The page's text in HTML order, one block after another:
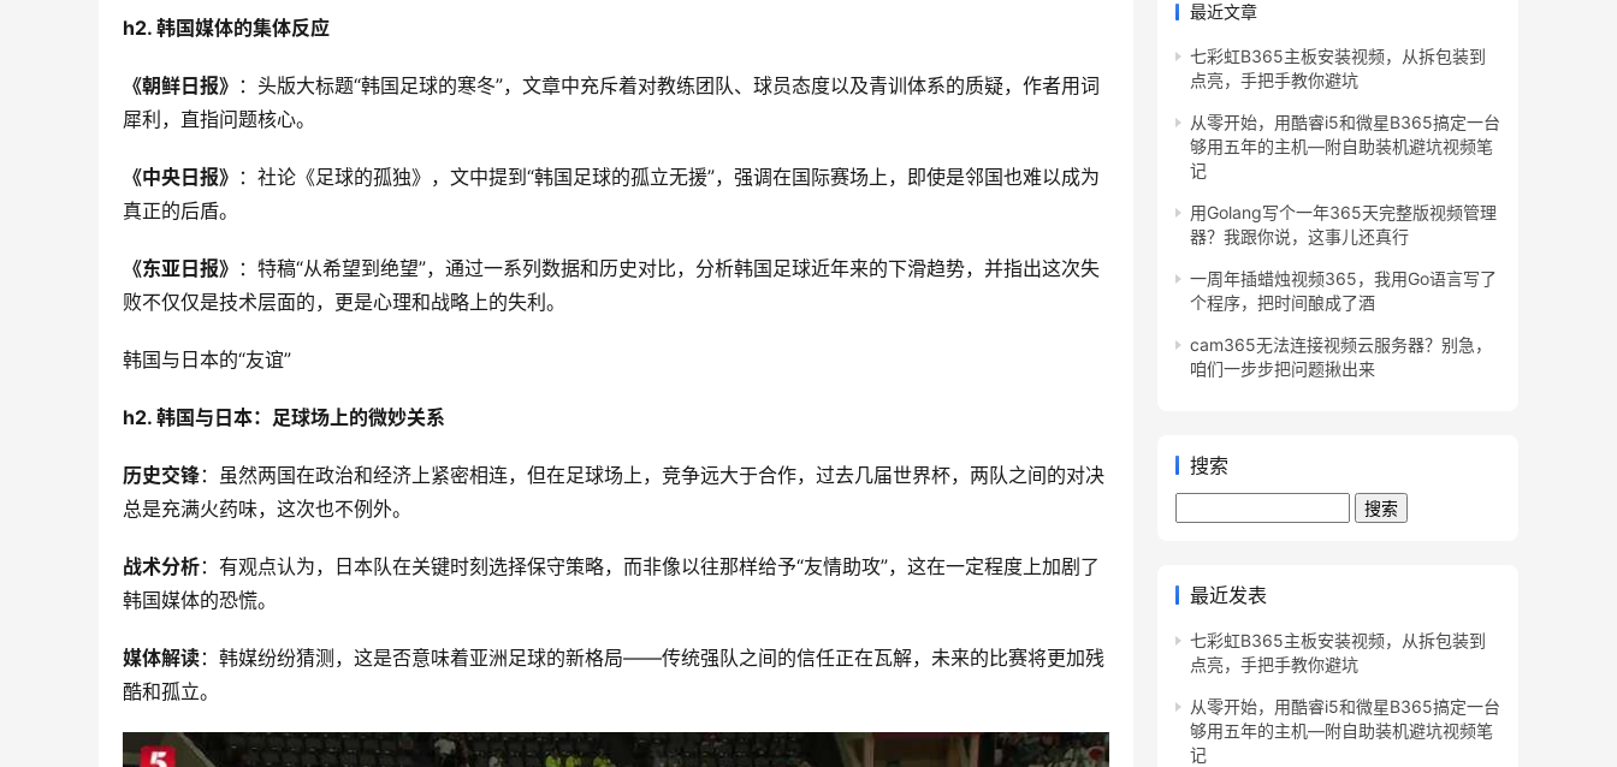
h2. 韩国媒体的集体反应
《朝鲜日报》 ：头版大标题“韩国足球的寒冬”，文章中充斥着对教练团队、球员态度以及青训体系的质疑，作者用词
犀利，直指问题核心。
《中央日报》 ：社论《足球的孤独》，文中提到“韩国足球的孤立无援”，强调在国际赛场上，即使是邻国也难以成为
真正的后盾。
《东亚日报》 ：特稿“从希望到绝望”，通过一系列数据和历史对比，分析韩国足球近年来的下滑趋势，并指出这次失
败不仅仅是技术层面的，更是心理和战略上的失利。
韩国与日本的“友谊”
h2. 韩国与日本：足球场上的微妙关系
历史交锋：虽然两国在政治和经济上紧密相连，但在足球场上，竞争远大于合作，过去几届世界杯，两队之间的对决
总是充满火药味，这次也不例外。
战术分析：有观点认为，日本队在关键时刻选择保守策略，而非像以往那样给予“友情助攻”，这在一定程度上加剧了
韩国媒体的恐慌。
媒体解读：韩媒纷纷猜测，这是否意味着亚洲足球的新格局——传统强队之间的信任正在瓦解，未来的比赛将更加残
酷和孤立。
最近文章
七彩虹B365主板安装视频，从拆包装到
点亮，手把手教你避坑
从零开始，用酷睿i5和微星B365搞定一台
够用五年的主机—附自助装机避坑视频笔
记
用Golang写个一年365天完整版视频管理
器？我跟你说，这事儿还真行
一周年插蜡烛视频365，我用Go语言写了
个程序，把时间酿成了酒
cam365无法连接视频云服务器？别急，
咱们一步步把问题揪出来
搜索
最近发表
七彩虹B365主板安装视频，从拆包装到
点亮，手把手教你避坑
从零开始，用酷睿i5和微星B365搞定一台
够用五年的主机—附自助装机避坑视频笔
记